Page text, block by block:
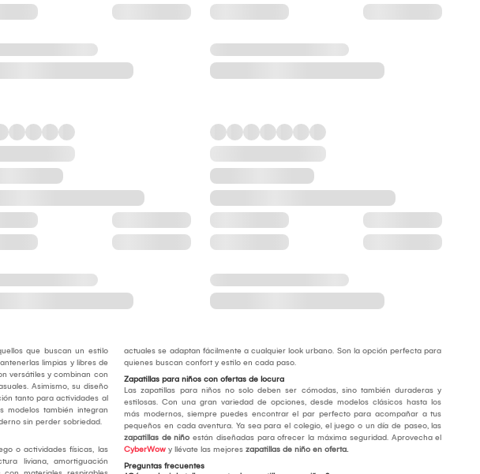
que buscan un estilo
limpias y libres de
versátiles y combinan con
Asimismo, su diseño
tanto para actividades al
modelos también integran
sin perder sobriedad.
o actividades físicas, las
liviana, amortiguación
actuales se adaptan fácilmente a cualquier look urbano. Son la opción perfecta para
quienes buscan confort y estilo en cada paso.
Zapatillas para niños con ofertas de locura
Las zapatillas para niños no solo deben ser cómodas, sino también duraderas y
estilosas. Con una gran variedad de opciones, desde modelos clásicos hasta los
más modernos, siempre puedes encontrar el par perfecto para acompañar a tus
pequeños en cada aventura. Ya sea para el colegio, el juego o un día de paseo, las
zapatillas de niño están diseñadas para ofrecer la máxima seguridad. Aprovecha el
CyberWow y llévate las mejoreszapatillas de niño en oferta.
Preguntas frecuentes